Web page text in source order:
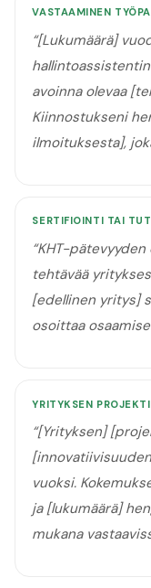
VASTAAMINEN
“[Lukumäärä]
avoinna olevaa
Kiinnostukseni
ilmoituksesta],
SERTIFIOINTI TAI
“KHT-
tehtävää
[edellinen yritys]
osoittaa
YRITYKSEN
“[Yrityksen]
vuoksi.
ja [lukumäärä]
mukana